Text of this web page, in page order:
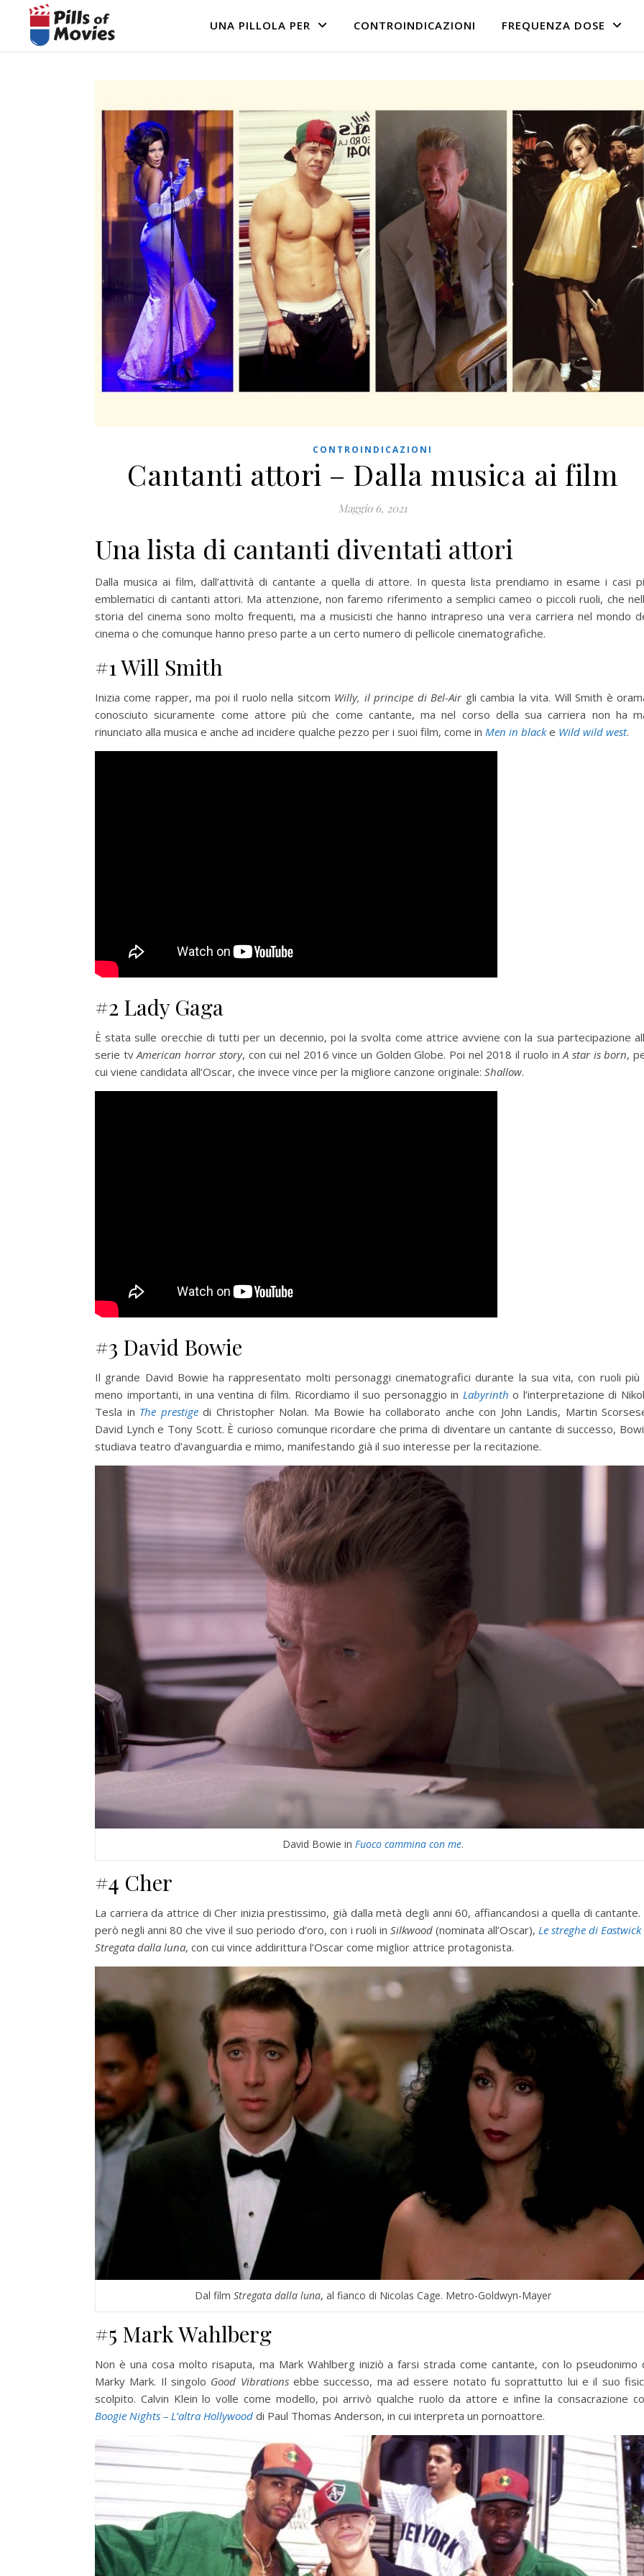
UNA PILLOLA PER CONTROINDICAZIONI FREQUENZA DOSE
CONTROINDICAZIONI
Cantanti attori – Dalla musica ai film
Maggio 6, 2021
Una lista di cantanti diventati attori
Dalla musica ai film, dall’attività di cantante a quella di attore. In questa lista prendiamo in esame i casi
emblematici di cantanti attori. Ma attenzione, non faremo riferimento a semplici cameo o piccoli ruoli, che
storia del cinema sono molto frequenti, ma a musicisti che hanno intrapreso una vera carriera nel mondo
cinema o che comunque hanno preso parte a un certo numero di pellicole cinematografiche.
#1 Will Smith
Inizia come rapper, ma poi il ruolo nella sitcom Willy, il principe di Bel-Air gli cambia la vita. Will Smith è
conosciuto sicuramente come attore più che come cantante, ma nel corso della sua carriera non ha
rinunciato alla musica e anche ad incidere qualche pezzo per i suoi film, come in Men in blacke Wild wild west.
#2 Lady Gaga
È stata sulle orecchie di tutti per un decennio, poi la svolta come attrice avviene con la sua partecipazione
serie tvAmerican horror story, con cui nel 2016 vince un Golden Globe. Poi nel 2018 il ruolo inA star is born,
cui viene candidata all’Oscar, che invece vince per la migliore canzone originale: Shallow.
#3 David Bowie
Il grande David Bowie ha rappresentato molti personaggi cinematografici durante la sua vita, con ruoli più
meno importanti, in una ventina di film. Ricordiamo il suo personaggio in Labyrinth o l’interpretazione di
Tesla in The prestigedi Christopher Nolan. Ma Bowie ha collaborato anche con John Landis, Martin
David Lynch e Tony Scott. È curioso comunque ricordare che prima di diventare un cantante di successo,
studiava teatro d’avanguardia e mimo, manifestando già il suo interesse per la recitazione.
David Bowie in Fuoco cammina con me.
#4 Cher
La carriera da attrice di Cher inizia prestissimo, già dalla metà degli anni 60, affiancandosi a quella di cantante.
però negli anni 80 che vive il suo periodo d’oro, con i ruoli in Silkwood(nominata all’Oscar), Le streghe di Eastwick
Stregata dalla luna, con cui vince addirittura l’Oscar come miglior attrice protagonista.
Dal film Stregata dalla luna, al fianco di Nicolas Cage. Metro-Goldwyn-Mayer
#5 Mark Wahlberg
Non è una cosa molto risaputa, ma Mark Wahlberg iniziò a farsi strada come cantante, con lo pseudonimo
Marky Mark. Il singolo Good Vibrationsebbe successo, ma ad essere notato fu soprattutto lui e il suo
scolpito. Calvin Klein lo volle come modello, poi arrivò qualche ruolo da attore e infine la consacrazione
Boogie Nights – L’altra Hollywood di Paul Thomas Anderson, in cui interpreta un pornoattore.